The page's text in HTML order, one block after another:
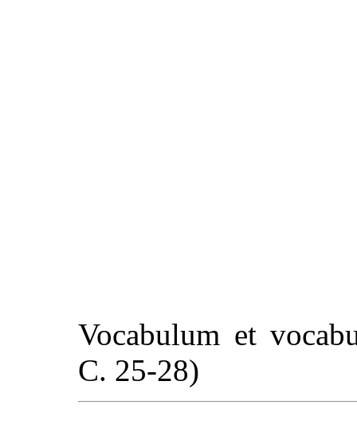
Vocabulum et
С. 25-28)